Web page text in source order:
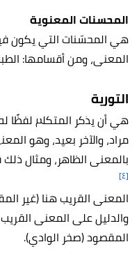
المحسنات المعنوية
هي المحسّنات التي يكون
المعنى، ومن أقسامها:
التورية
هي أن يذكر المتكلم لفظًا
مراد، والآخر بعيد، وهو
بالمعنى الظاهر، ومثال
[٤]
المعنى القريب هنا (غير
والدليل على المعنى
المقصود (صخر الوادي).